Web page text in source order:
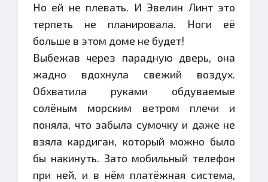
Но ей не плевать. И Эвелин Линт это
терпеть не планировала. Ноги её
больше в этом доме не будет!
Выбежав через парадную дверь, она
жадно вдохнула свежий воздух.
Обхватила руками обдуваемые
солёным морским ветром плечи и
поняла, что забыла сумочку и даже не
взяла кардиган, который можно было
бы накинуть. Зато мобильный телефон
при ней, и в нём платёжная система,